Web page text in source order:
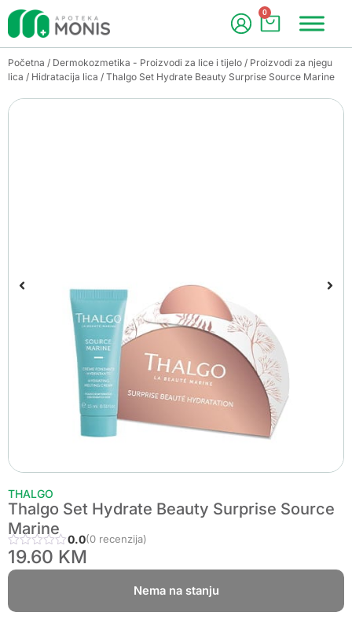
0
Početna / Dermokozmetika - Proizvodi za lice i tijelo / Proizvodi za njegu
lica / Hidratacija lica / Thalgo Set Hydrate Beauty Surprise Source Marine
THALGO
Thalgo Set Hydrate Beauty Surprise Source
Marine
0.0(0 recenzija)
19.60 KM
Nema na stanju